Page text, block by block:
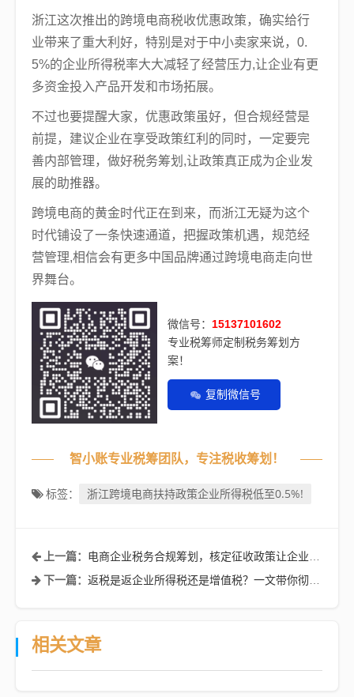
浙江这次推出的跨境电商税收优惠政策，确实给行
业带来了重大利好，特别是对于中小卖家来说，0.
5%的企业所得税率大大减轻了经营压力,让企业有更
多资金投入产品开发和市场拓展。
不过也要提醒大家，优惠政策虽好，但合规经营是
前提，建议企业在享受政策红利的同时，一定要完
善内部管理，做好税务筹划,让政策真正成为企业发
展的助推器。
跨境电商的黄金时代正在到来，而浙江无疑为这个
时代铺设了一条快速通道，把握政策机遇，规范经
营管理,相信会有更多中国品牌通过跨境电商走向世
界舞台。
微信号：15137101602
专业税筹师定制税务筹划方
案！
复制微信号
智小账专业税筹团队，专注税收筹划！
标签： 浙江跨境电商扶持政策企业所得税低至0.5%!
上一篇： 电商企业税务合规筹划，核定征收政策让企业所得税低至0.5%
下一篇：返税是返企业所得税还是增值税？一文带你彻底搞懂税收返还的那些事儿
相关文章